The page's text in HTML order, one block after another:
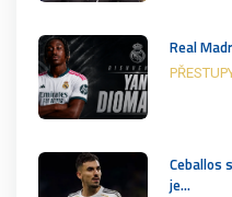
Real
Ceballos
je…